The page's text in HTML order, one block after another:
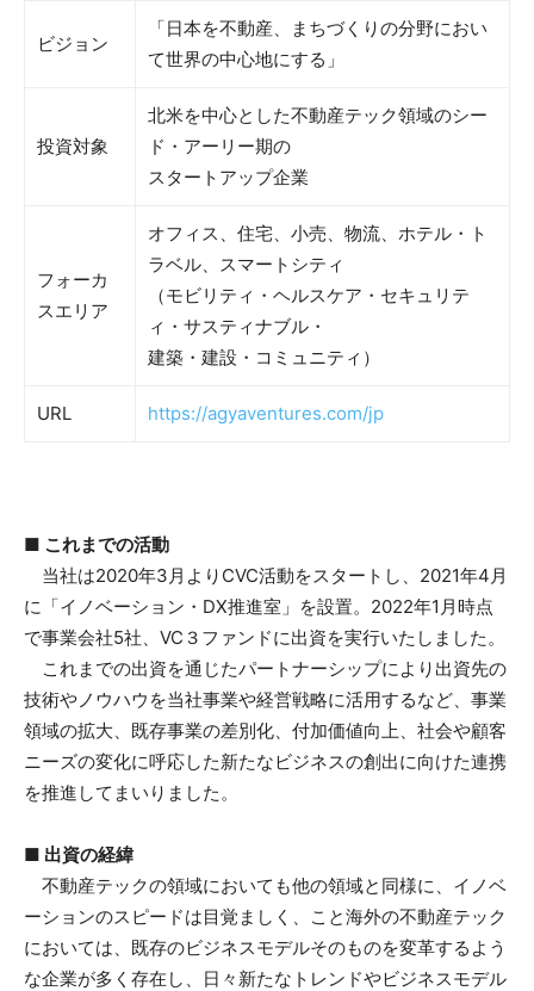
ビジョン
「日本を不動産、まちづくりの分野におい
て世界の中心地にする」
投資対象
北米を中心とした不動産テック領域のシー
ド・アーリー期の
スタートアップ企業
フォーカ
スエリア
オフィス、住宅、小売、物流、ホテル・ト
ラベル、スマートシティ
（モビリティ・ヘルスケア・セキュリテ
ィ・サスティナブル・
建築・建設・コミュニティ）
URL https://agyaventures.com/jp
■ これまでの活動
当社は2020年3月よりCVC活動をスタートし、2021年4月
に「イノベーション・DX推進室」を設置。2022年1月時点
で事業会社5社、VC３ファンドに出資を実行いたしました。
これまでの出資を通じたパートナーシップにより出資先の
技術やノウハウを当社事業や経営戦略に活用するなど、事業
領域の拡大、既存事業の差別化、付加価値向上、社会や顧客
ニーズの変化に呼応した新たなビジネスの創出に向けた連携
を推進してまいりました。
■ 出資の経緯
不動産テックの領域においても他の領域と同様に、イノベ
ーションのスピードは目覚ましく、こと海外の不動産テック
においては、既存のビジネスモデルそのものを変革するよう
な企業が多く存在し、日々新たなトレンドやビジネスモデル